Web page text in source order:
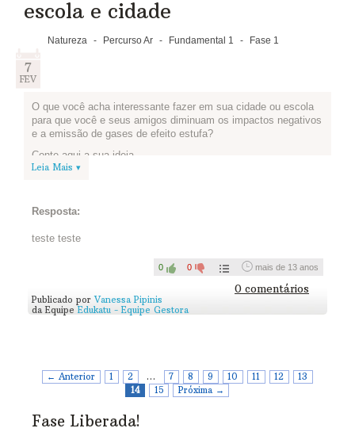
escola e cidade
Natureza - Percurso Ar - Fundamental 1 - Fase 1
7
FEV
O que você acha interessante fazer em sua cidade ou escola
para que você e seus amigos diminuam os impactos negativos
e a emissão de gases de efeito estufa?
Conte aqui a sua ideia.
Leia Mais ▾
Resposta:
teste teste
0 0 mais de 13 anos
0 comentários
Publicado por Vanessa Pipinis
da Equipe Edukatu - Equipe Gestora
← Anterior 1 2 … 7 8 9 10 11 12
13
14
15 Próxima →
Fase Liberada!